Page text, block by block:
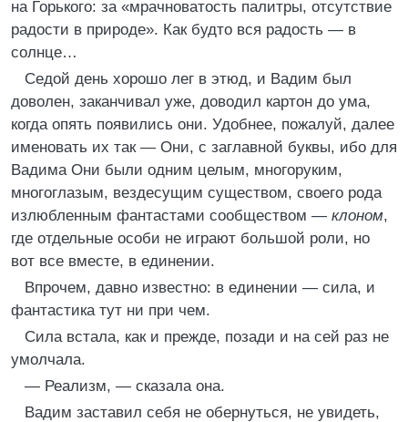
на Горького: за «мрачноватость палитры, отсутствие
радости в природе». Как будто вся радость — в
солнце…
Седой день хорошо лег в этюд, и Вадим был
доволен, заканчивал уже, доводил картон до ума,
когда опять появились они. Удобнее, пожалуй, далее
именовать их так — Они, с заглавной буквы, ибо для
Вадима Они были одним целым, многоруким,
многоглазым, вездесущим существом, своего рода
излюбленным фантастами сообществом — клоном,
где отдельные особи не играют большой роли, но
вот все вместе, в единении.
Впрочем, давно известно: в единении — сила, и
фантастика тут ни при чем.
Сила встала, как и прежде, позади и на сей раз не
умолчала.
— Реализм, — сказала она.
Вадим заставил себя не обернуться, не увидеть,